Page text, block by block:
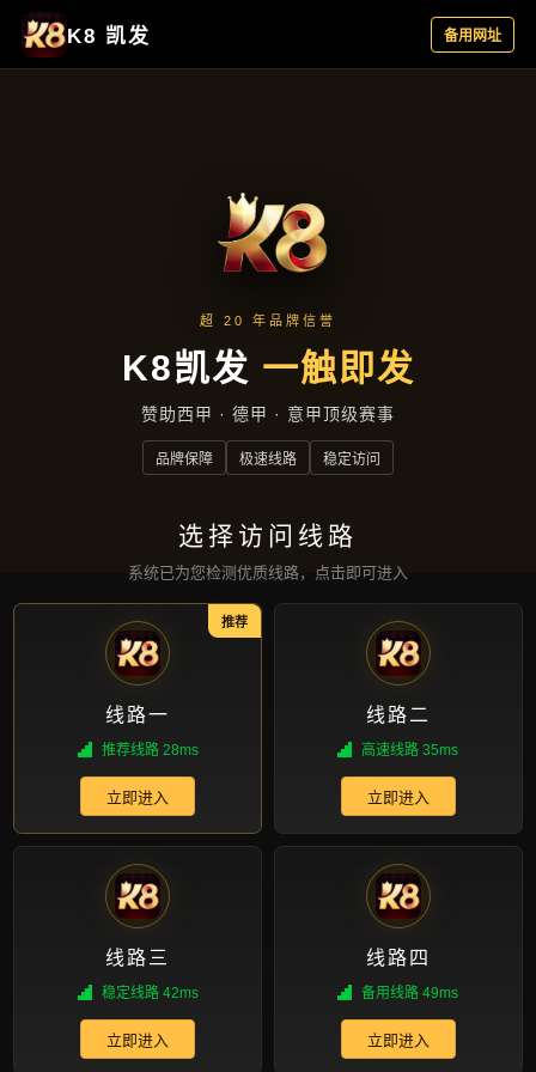
落地项目
首页 落地项目